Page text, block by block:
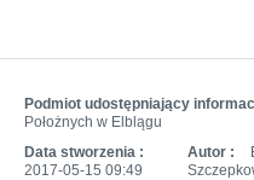
Podmiot udostępniający
Położnych w Elblągu
Data stworzenia :
2017-05-15 09:49
Autor :